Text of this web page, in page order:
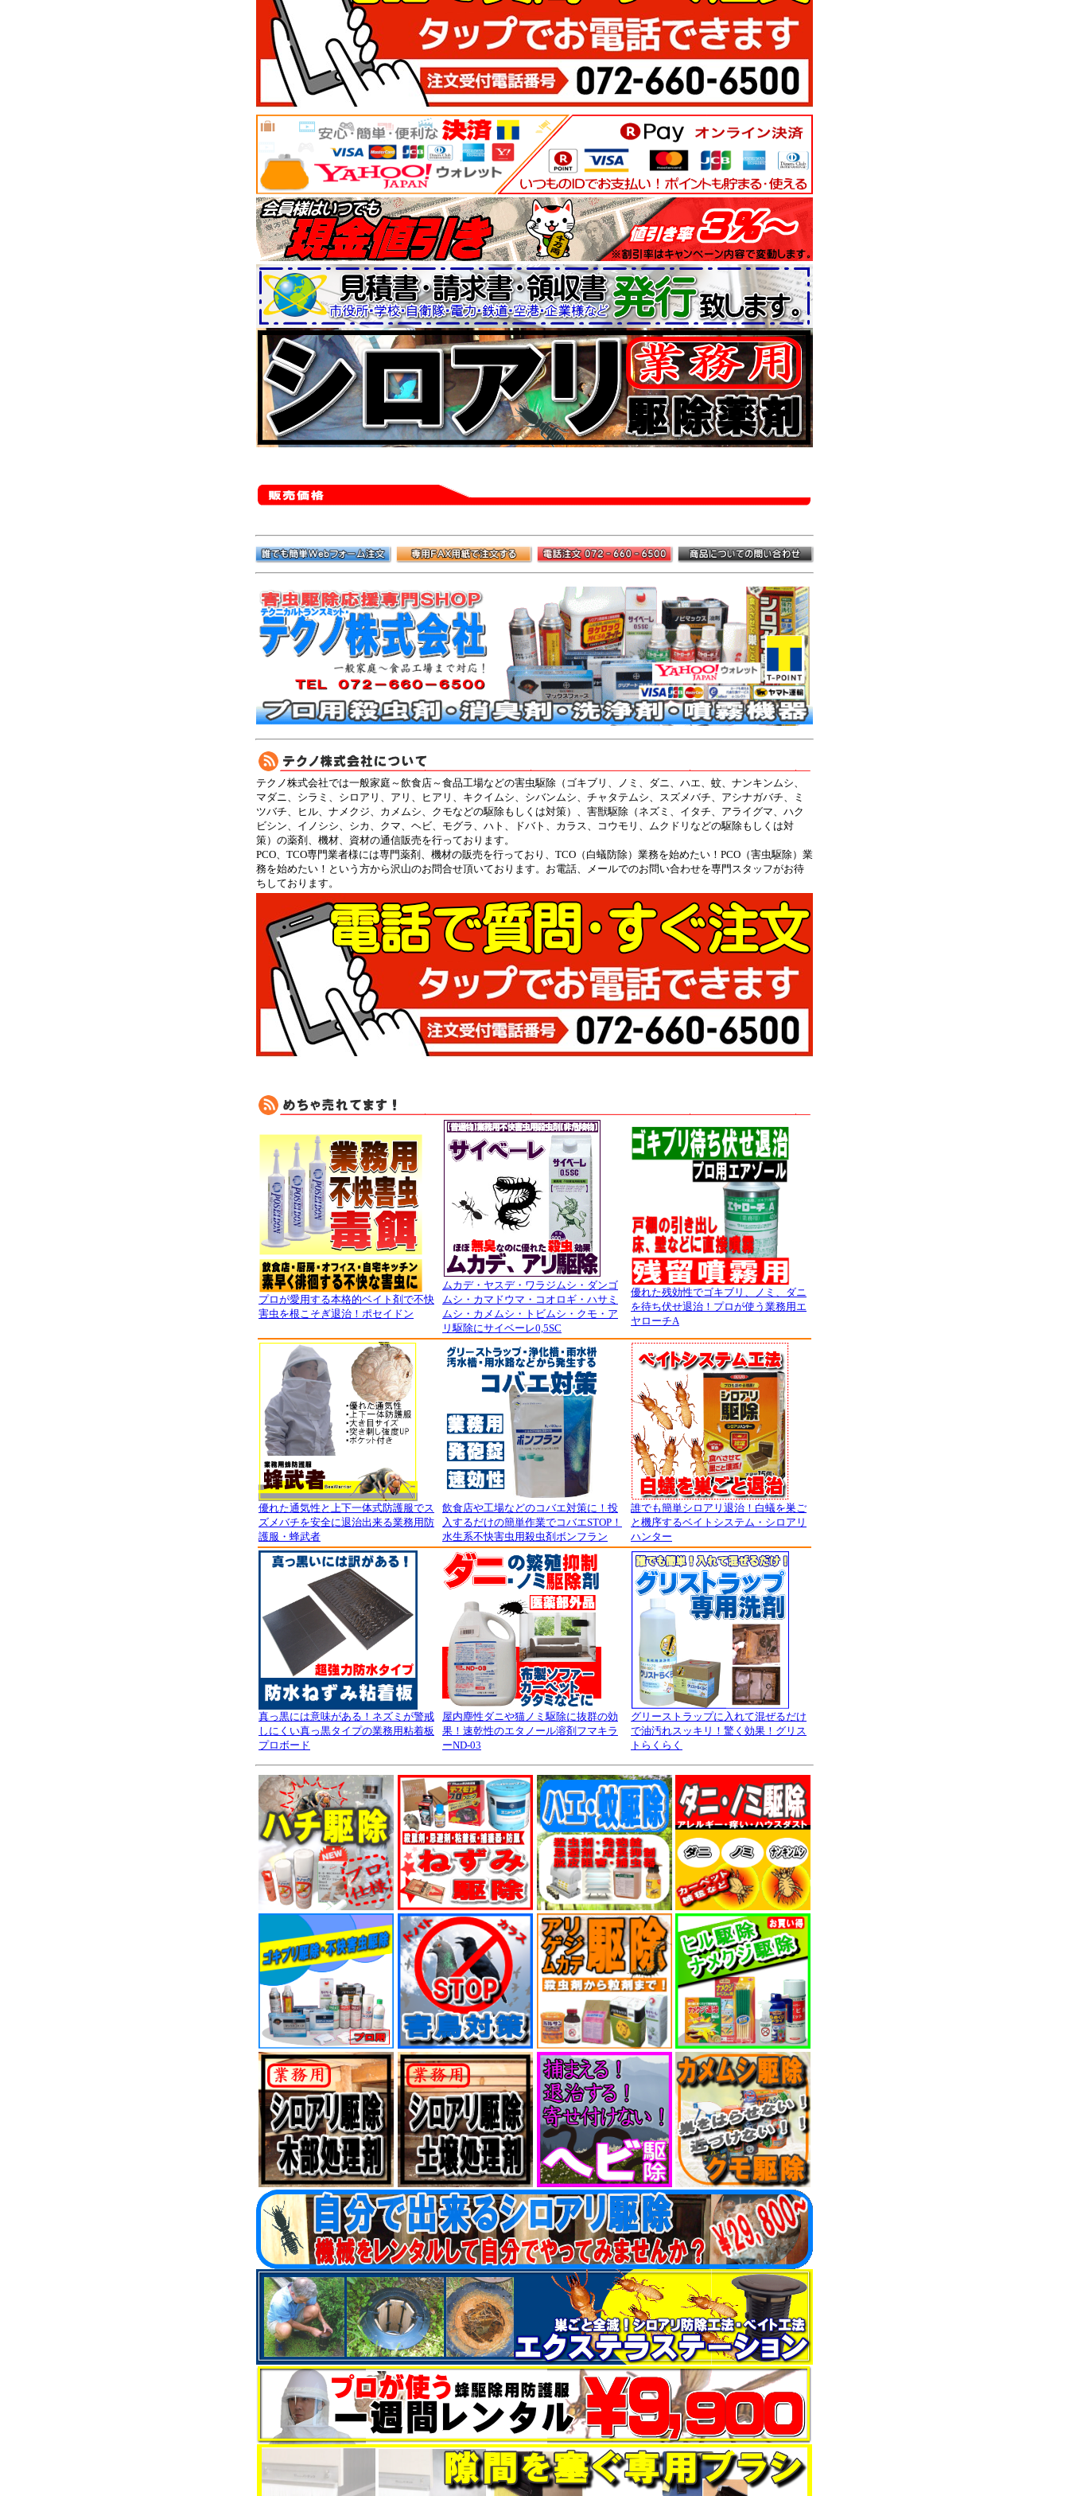
テクノ株式会社では一般家庭～飲食店～食品工場などの害虫駆除（ゴキブリ、ノミ、ダニ、ハエ、蚊、ナンキンムシ、
マダニ、シラミ、シロアリ、アリ、ヒアリ、キクイムシ、シバンムシ、チャタテムシ、スズメバチ、アシナガバチ、ミ
ツバチ、ヒル、ナメクジ、カメムシ、クモなどの駆除もしくは対策）、害獣駆除（ネズミ、イタチ、アライグマ、ハク
ビシン、イノシシ、シカ、クマ、ヘビ、モグラ、ハト、ドバト、カラス、コウモリ、ムクドリなどの駆除もしくは対
策）の薬剤、機材、資材の通信販売を行っております。
PCO、TCO専門業者様には専門薬剤、機材の販売を行っており、TCO（白蟻防除）業務を始めたい！PCO（害虫駆除）業
務を始めたい！という方から沢山のお問合せ頂いております。お電話、メールでのお問い合わせを専門スタッフがお待
ちしております。
プロが愛用する本格的ベイト剤で不快
害虫を根こそぎ退治！ポセイドン
ムカデ・ヤスデ・ワラジムシ・ダンゴ
ムシ・カマドウマ・コオロギ・ハサミ
ムシ・カメムシ・トビムシ・クモ・ア
リ駆除にサイベーレ0,5SC
優れた残効性でゴキブリ、ノミ、ダニ
を待ち伏せ退治！プロが使う業務用エ
ヤローチA
優れた通気性と上下一体式防護服でス
ズメバチを安全に退治出来る業務用防
護服・蜂武者
飲食店や工場などのコバエ対策に！投
入するだけの簡単作業でコバエSTOP！
水生系不快害虫用殺虫剤ボンフラン
誰でも簡単シロアリ退治！白蟻を巣ご
と機序するベイトシステム・シロアリ
ハンター
真っ黒には意味がある！ネズミが警戒
しにくい真っ黒タイプの業務用粘着板
プロボード
屋内塵性ダニや猫ノミ駆除に抜群の効
果！速乾性のエタノール溶剤フマキラ
ーND-03
グリーストラップに入れて混ぜるだけ
で油汚れスッキリ！驚く効果！グリス
トらくらく